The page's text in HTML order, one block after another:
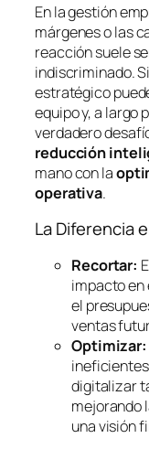
En la gestión
márgenes o las
reacción suele
indiscriminado.
estratégico
equipo y, a largo
verdadero
reducción
mano con la
operativa.
La Diferencia
Recortar:
impacto en
el
ventas
Optimizar:
digitalizar
mejorando
una visión